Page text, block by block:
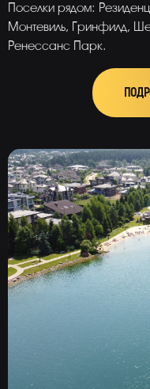
Поселки рядом:
Монтевиль, Гринфилд,
Ренессанс Парк.